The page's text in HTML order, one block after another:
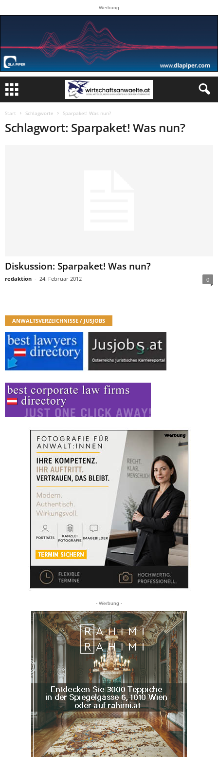
Werbung
Start Schlagworte Sparpaket! Was nun?
Schlagwort: Sparpaket! Was nun?
Diskussion: Sparpaket! Was nun?
redaktion - 24. Februar 2012 0
ANWALTSVERZEICHNISSE / JUSJOBS
- Werbung -